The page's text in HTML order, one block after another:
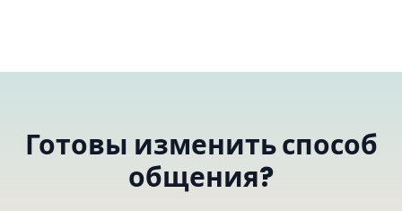
Готовы изменить способ
общения?